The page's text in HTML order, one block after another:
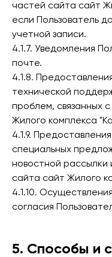
частей сайта сайт
если Пользователь
учетной записи.
4.1.7. Уведомления
почте.
4.1.8.
технической
проблем, связанных
Жилого комплекса
4.1.9.
специальных
новостной рассылки
сайта сайт Жилого
4.1.10.
согласия
5. Способы и